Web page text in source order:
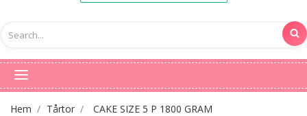
Hem Tårtor CAKE SIZE 5 P 1800 GRAM